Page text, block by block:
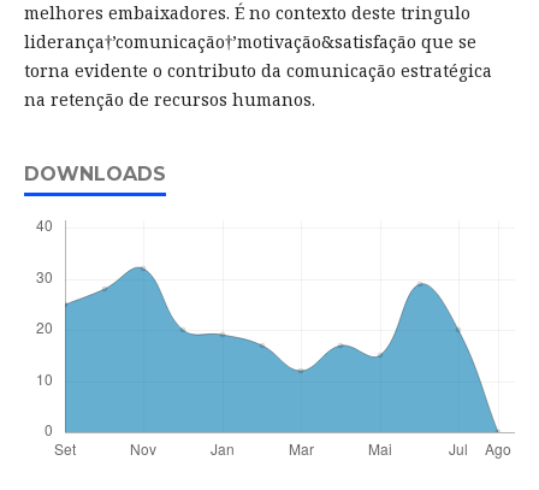
melhores embaixadores. É no contexto deste tringulo
liderança†’comunicação†’motivação&satisfação que se
torna evidente o contributo da comunicação estratégica
na retenção de recursos humanos.
DOWNLOADS